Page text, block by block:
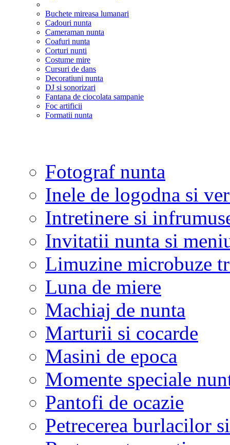
Buchete mireasa lumanari
Cadouri nunta
Cameraman nunta
Coafuri nunta
Corturi nunti
Costume mire
Cursuri de dans
Decoratiuni nunta
DJ si sonorizari
Fantana de ciocolata sampanie
Foc artificii
Formatii nunta
Fotograf nunta
Inele de logodna si
Intretinere si
Invitatii nunta si
Limuzine microbuze
Luna de miere
Machiaj de nunta
Marturii si cocarde
Masini de epoca
Momente speciale
Pantofi de ocazie
Petrecerea burlacilor